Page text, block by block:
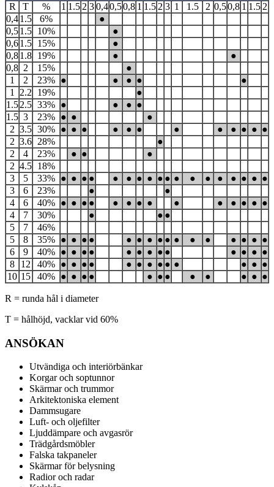
R
T % 1 1.5 2 30,40,50,8 1 1.5 2 3 1 1.5 2 0,50,8 1 1.5 2
0,41.5 6%
●
0,51.5 10%
●
0,61.5 15%
●
0,81.8 19% ●
●
0,8 2 15%
●
1
2 23% ● ● ● ●
●
1
2.2 19%
●
1.52.5 33% ● ● ● ●
1.5 3 23% ● ●
●
2 3.5 30% ● ● ● ● ● ● ● ● ● ● ● ●
2 3.6 28%
●
2
4 23% ● ●
●
2 4.5 18%
3
5 33% ● ● ● ● ● ● ● ● ● ● ● ● ● ● ● ● ● ●
3
6 23% ●
●
4
6 40% ● ● ● ● ● ● ● ● ● ● ● ● ● ●
4
7 30% ● ● ●
5
7
46%
5
8 35% ● ● ● ● ● ● ● ● ● ● ● ● ● ● ● ●
6
9 40% ● ● ● ● ● ● ● ● ● ● ● ● ●
8
12 40% ● ● ● ● ● ● ● ● ● ● ● ● ●
10 15 40% ● ● ● ● ● ● ● ● ● ● ● ●
R = runda hål i diameter
T = hålhöjd, vacklar vid 60%
ANSÖKAN
Utvändiga och interiörbänkar
Korgar och soptunnor
Skärmar och trummor
Arkitektoniska element
Dammsugare
Luft- och oljefilter
Ljuddämpare och avgasrör
Trädgårdsmöbler
Falska takpaneler
Skärmar för belysning
Radior och radar